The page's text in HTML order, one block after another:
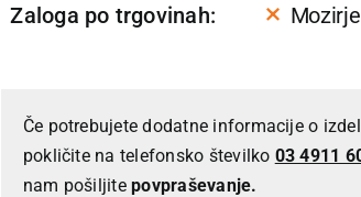
Zaloga po trgovinah: Mozirje
Če potrebujete dodatne informacije o
pokličite na telefonsko številko 03 4911
nam pošiljitepovpraševanje.